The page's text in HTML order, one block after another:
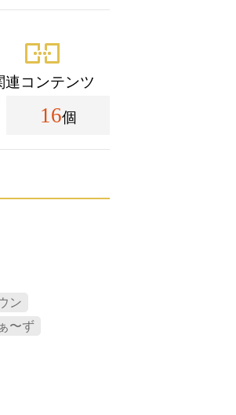
連コンテンツ
16個
ン
〜ず